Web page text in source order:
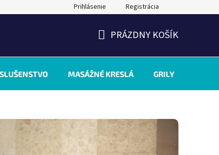
Prihlásenie Registrácia
KOŠÍK
PRÁZDNY KOŠÍK
MASÁŽNÉ KRESLÁ GRILY